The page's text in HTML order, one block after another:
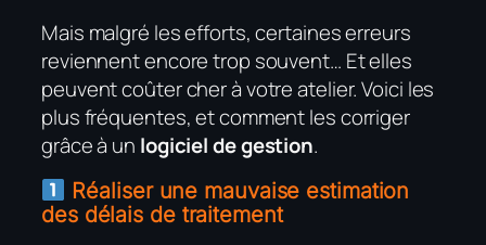
Mais malgré les efforts, certaines erreurs
reviennent encore trop souvent… Et elles
peuvent coûter cher à votre atelier. Voici les
plus fréquentes, et comment les corriger
grâce à un logiciel de gestion.
Réaliser une mauvaise estimation
des délais de traitement